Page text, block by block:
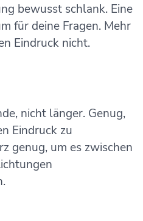
bewusst schlank. Eine
für deine Fragen. Mehr
Eindruck nicht.
nicht länger. Genug,
Eindruck zu
genug, um es zwischen